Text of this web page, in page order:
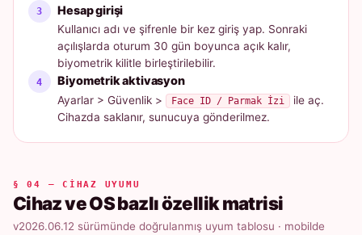
Hesap girişi
Kullanıcı adı ve şifrenle bir kez giriş yap. Sonraki
açılışlarda oturum 30 gün boyunca açık kalır,
biyometrik kilitle birleştirilebilir.
Biyometrik aktivasyon
Ayarlar > Güvenlik > Face ID / Parmak İzi
ile aç.
Cihazda saklanır, sunucuya gönderilmez.
§ 04 — CIHAZ UYUMU
Cihaz ve OS bazlı özellik matrisi
v2026.06.12 sürümünde doğrulanmış uyum tablosu · mobilde